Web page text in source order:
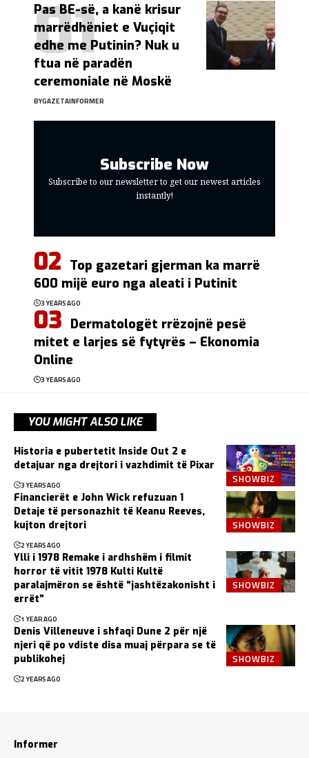
Pas BE-së, a kanë krisur
marrëdhëniet e Vuçiqit
edhe me Putinin? Nuk u
ftua në paradën
ceremoniale në Moskë
BYGAZETAINFORMER
Subscribe Now
Subscribe to our newsletter to get our newest articles
instantly!
Top gazetari gjerman ka marrë
600 mijë euro nga aleati i Putinit
3 YEARS AGO
Dermatologët rrëzojnë pesë
mitet e larjes së fytyrës – Ekonomia
Online
3 YEARS AGO
YOU MIGHT ALSO LIKE
SHOWBIZ
Historia e pubertetit Inside Out 2 e
detajuar nga drejtori i vazhdimit të Pixar
3 YEARS AGO
SHOWBIZ
Financierët e John Wick refuzuan 1
Detaje të personazhit të Keanu Reeves,
kujton drejtori
2 YEARS AGO
SHOWBIZ
Ylli i 1978 Remake i ardhshëm i filmit
horror të vitit 1978 Kulti Kultë
paralajmëron se është “jashtëzakonisht i
errët”
1 YEAR AGO
SHOWBIZ
Denis Villeneuve i shfaqi Dune 2 për një
njeri që po vdiste disa muaj përpara se të
publikohej
2 YEARS AGO
Informer